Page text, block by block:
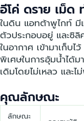
อีโค่ ดราย เม็ด
ในดิน แอทต้าพูไกท์ มี
ตัวประกอบอยู่ และซิ
ในอากาศ เข้ามาเก็
พิเศษในการอุ้มน้ำได้
เดิมโดยไม่เหลว และ
คุณลักษณะ
ลักษณะ